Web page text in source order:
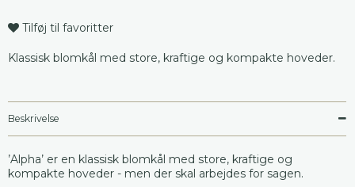
Tilføj til favoritter
Klassisk blomkål med store, kraftige og kompakte hoveder.
Beskrivelse
’Alpha’ er en klassisk blomkål med store, kraftige og
kompakte hoveder - men der skal arbejdes for sagen.